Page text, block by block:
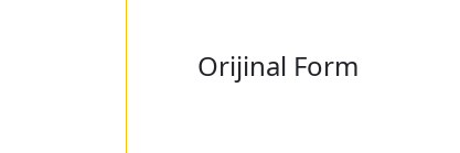
Orijinal Form